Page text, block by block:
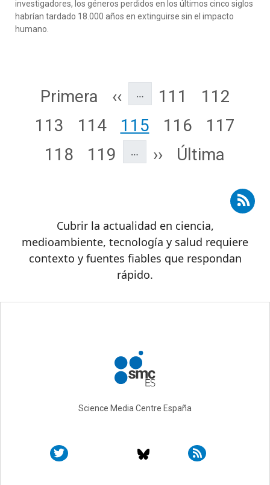
investigadores, los géneros perdidos en los últimos cinco siglos
habrían tardado 18.000 años en extinguirse sin el impacto
humano.
Primera página
Primera Página anterior
‹‹ … Page
111 Page
112
Page
113 Page
114 Page
115 Page
116 Page
117
Page
118 Page
119 … Siguiente
›› Última
Última
Cubrir la actualidad en ciencia,
medioambiente, tecnología y salud requiere
contexto y fuentes fiables que respondan
rápido.
Suscribirse a RSS - Periodistas
Science Media Centre España